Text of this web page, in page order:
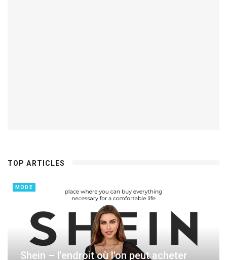
TOP ARTICLES
MODE
Shein – l'endroit où l'on peut acheter